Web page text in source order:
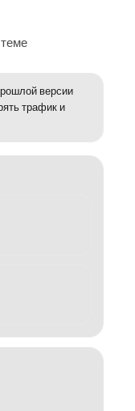
версии
трафик и